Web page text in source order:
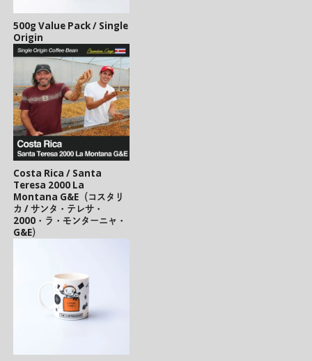
500g Value Pack / Single
Origin
Costa Rica / Santa
Teresa 2000 La
Montana G&E（コスタリ
カ / サンタ・テレサ・
2000・ラ・モンターニャ・
G&E）